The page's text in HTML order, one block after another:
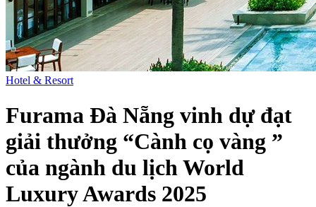
Hotel & Resort
Furama Đà Nẵng vinh dự đạt
giải thưởng “Cành cọ vàng ”
của ngành du lịch World
Luxury Awards 2025